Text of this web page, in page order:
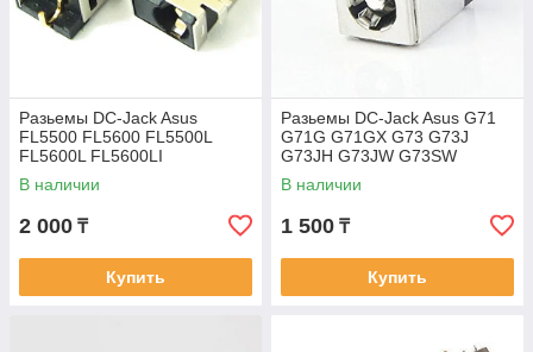
Разьемы DC-Jack Asus
FL5500 FL5600 FL5500L
FL5600L FL5600LI
В наличии
2 000 ₸
Купить
Разьемы DC-Jack Asus G71
G71G G71GX G73 G73J
G73JH G73JW G73SW
G74SX-BBK7 X 83 X83V
X83Vm M50VN M50S M50V
В наличии
1 500 ₸
Купить